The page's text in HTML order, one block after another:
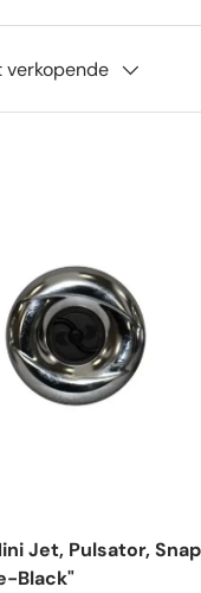
verkopende
Jet, Pulsator,
Black"